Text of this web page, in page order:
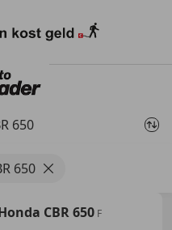
650
650
CBR 650 F